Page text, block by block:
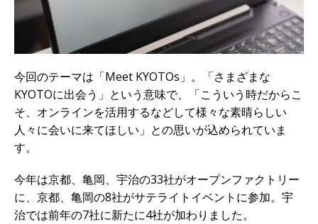
今回のテーマは「Meet KYOTOs」。「さまざまな
KYOTOに出会う」という意味で、「こういう時だからこ
そ、オンラインを活用するなどして様々な素晴らしい
人々に会いに来てほしい」との思いが込められていま
す。
今年は京都、亀岡、宇治の33社がオープンファクトリー
に、京都、亀岡の8社がサテライトイベントに参加。宇
治では前年の7社に新たに4社が加わりました。